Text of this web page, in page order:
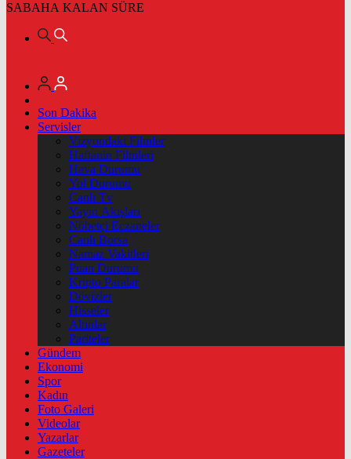
SABAHA KALAN SÜRE
Son Dakika
Servisler
Vizyondaki Filmler
Haftanin Filmleri
Hava Durumu
Yol Durumu
Canlı Tv
Yayın Akışları
Nöbetçi Eczaneler
Canlı Borsa
Namaz Vakitleri
Puan Durumu
Kripto Paralar
Dövizler
Hisseler
Altınlar
Pariteler
Gündem
Ekonomi
Spor
Kadın
Foto Galeri
Videolar
Yazarlar
Gazeteler